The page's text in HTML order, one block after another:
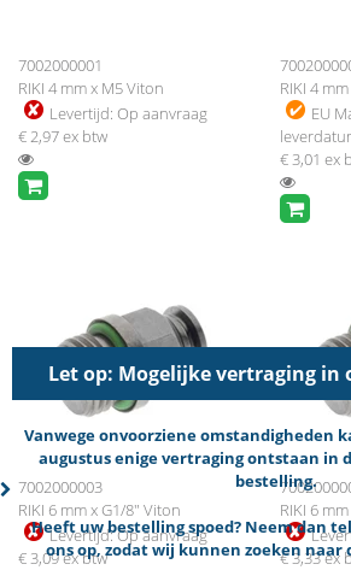
Let op: Mogelijke vertraging in
Vanwege onvoorziene omstandigheden
augustus enige vertraging ontstaan in
bestelling.
Heeft uw bestelling spoed? Neem dan
ons op, zodat wij kunnen zoeken naar
7002000001
RIKI 4 mm x M5 Viton
Levertijd: Op aanvraag
€ 2,97ex btw
RIKI 4
EU
€ 3,01 ex
7002000003
RIKI 6 mm x G1/8" Viton
Levertijd:Op aanvraag
€ 3,09ex btw
RIKI 6
€ 3,33ex